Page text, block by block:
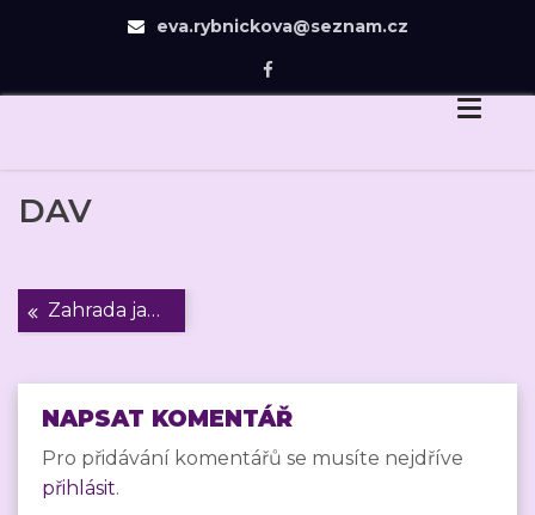
eva.rybnickova@seznam.cz
content
DAV
Navigace
pro
příspěvek
Zahrada jako oáza
NAPSAT KOMENTÁŘ
Pro přidávání komentářů se musíte nejdříve
přihlásit.